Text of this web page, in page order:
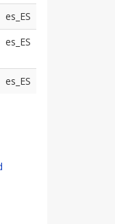
es_ES
es_ES
es_ES